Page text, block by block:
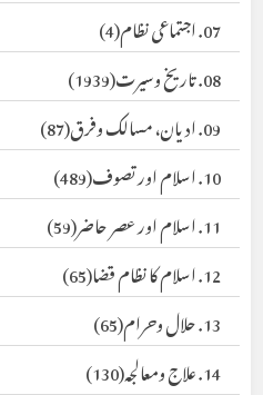
07. اجتماعی نظام
(4)
08. تاریخ وسیرت
(1939)
09. ادیان، مسالک وفرق
(87)
10. اسلام اور تصوف
(489)
11. اسلام اور عصر حاضر
(59)
12. اسلام کا نظام قضا
(65)
13. حلال وحرام
(65)
14. علاج ومعالجہ
(130)